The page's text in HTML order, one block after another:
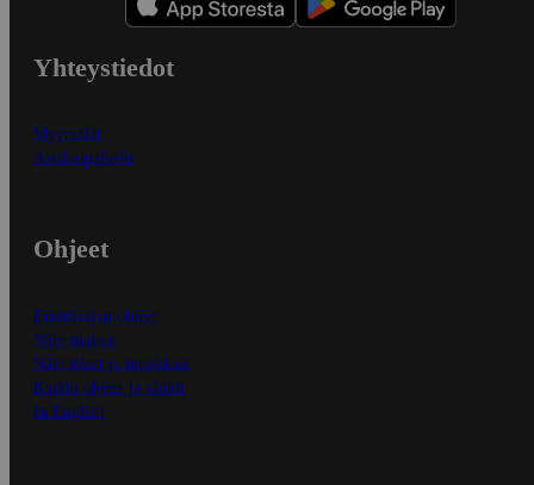
Yhteystiedot
Myymälät
Asiakaspalvelu
Ohjeet
Ensitilaajan ohjeet
Näin maksat
Näin tilaat ja muokkaat
Kaikki ohjeet ja vinkit
In English